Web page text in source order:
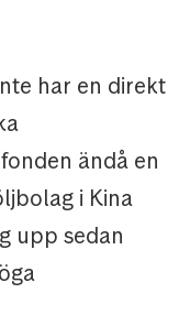
har en direkt
ändå en
i Kina
upp sedan